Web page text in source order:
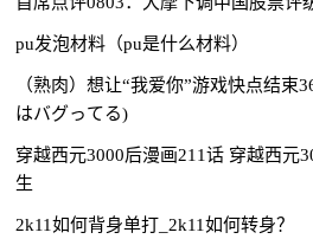
pu发泡材料（pu是什么材料）
（熟肉）想让“我爱你”游戏快点结束
はバグってる)
穿越西元3000后漫画211话 穿越西元
生
2k11如何背身单打_2k11如何转身？